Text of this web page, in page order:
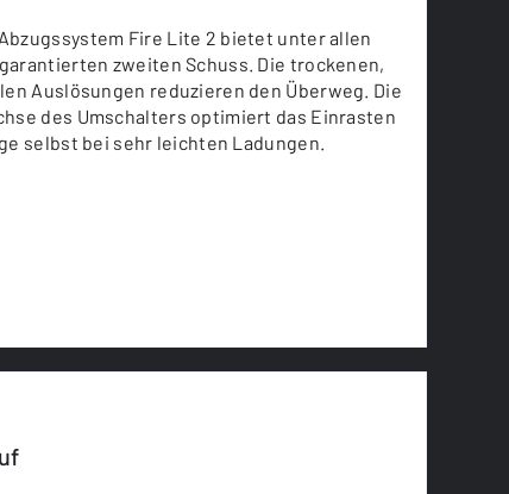
Fire Lite 2 bietet unter allen
zweiten Schuss. Die trockenen,
Auslösungen reduzieren den Überweg. Die
des Umschalters optimiert das Einrasten
selbst bei sehr leichten Ladungen.